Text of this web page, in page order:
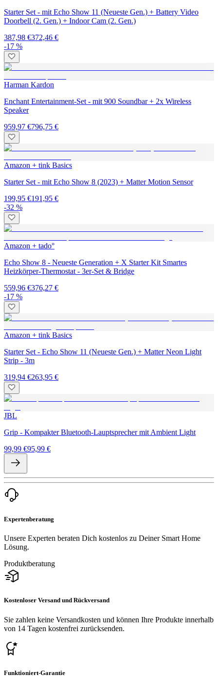
Starter Set - mit Echo Show 11 (Neueste Gen.) + Battery Video
Doorbell (2. Gen.) + Indoor Cam (2. Gen.)
387,98 €372,46 €
-17 %
Harman Kardon
Enchant Entertainment-Set - mit 900 Soundbar + 2x Wireless
Speaker
959,97 €796,75 €
Amazon + tink Basics
Starter Set - mit Echo Show 8 (2023) + Matter Motion Sensor
199,95 €191,95 €
-32 %
Amazon + tado°
Echo Show 8 - Neueste Generation + X Starter Kit Smartes
Heizkörper-Thermostat - 3er-Set & Bridge
559,96 €376,27 €
-17 %
Amazon + tink Basics
Starter Set - Echo Show 11 (Neueste Gen.) + Matter Neon Light
Strip - 3m
319,94 €263,95 €
JBL
Grip - Kompakter Bluetooth-Lauptsprecher mit Ambient Light
99,99 €95,99 €
Expertenberatung
Unsere Experten beraten Dich kostenlos zu Deiner Smart Home
Lösung.
Produktberatung
Kostenloser Versand und Rückversand
Sie zahlen keine Versandkosten und können Ihre Produkte innerhalb
von 14 Tagen kostenfrei zurücksenden.
Funktioniert-Garantie